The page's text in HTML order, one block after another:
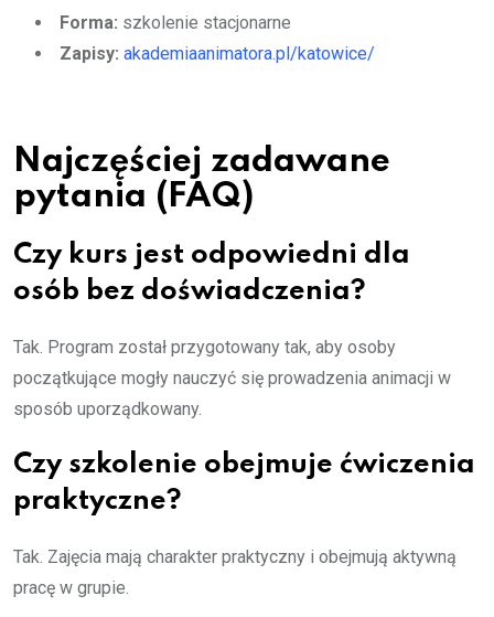
Forma: szkolenie stacjonarne
Zapisy: akademiaanimatora.pl/katowice/
Najczęściej zadawane
pytania (FAQ)
Czy kurs jest odpowiedni dla
osób bez doświadczenia?
Tak. Program został przygotowany tak, aby osoby
początkujące mogły nauczyć się prowadzenia animacji w
sposób uporządkowany.
Czy szkolenie obejmuje ćwiczenia
praktyczne?
Tak. Zajęcia mają charakter praktyczny i obejmują aktywną
pracę w grupie.